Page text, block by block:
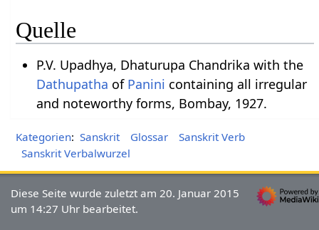
Quelle
P.V. Upadhya, Dhaturupa Chandrika with the
Dathupatha of Panini containing all irregular
and noteworthy forms, Bombay, 1927.
Kategorien: Sanskrit Glossar
Sanskrit Verb
Sanskrit Verbalwurzel
Diese Seite wurde zuletzt am 20. Januar 2015
um 14:27 Uhr bearbeitet.